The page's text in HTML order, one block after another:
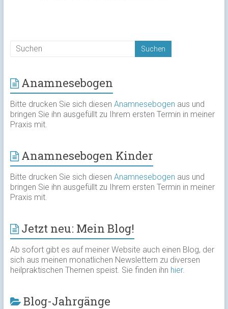
Anamnesebogen
Bitte drucken Sie sich diesen Anamnesebogen aus und
bringen Sie ihn ausgefüllt zu Ihrem ersten Termin in meiner
Praxis mit.
Anamnesebogen Kinder
Bitte drucken Sie sich diesen Anamnesebogen aus und
bringen Sie ihn ausgefüllt zu Ihrem ersten Termin in meiner
Praxis mit.
Jetzt neu: Mein Blog!
Ab sofort gibt es auf meiner Website auch einen Blog, der
sich aus meinen monatlichen Newslettern zu diversen
heilpraktischen Themen speist. Sie finden ihn hier.
Blog-Jahrgänge